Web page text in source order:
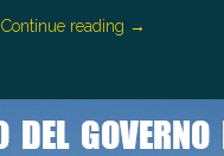
Continue reading →